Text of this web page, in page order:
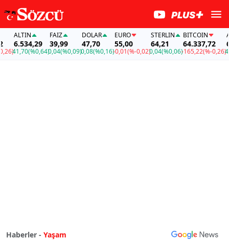
ALTIN
6.534,29
41,70(%0,64)
FAİZ
39,99
0,04(%0,09)
DOLAR
47,70
0,08(%0,16)
EURO
55,00
-0,01(%-0,02)
STERLIN
64,21
0,04(%0,06)
BITCOIN
64.337,72
-165,22(%-0,26)
Haberler - Yaşam